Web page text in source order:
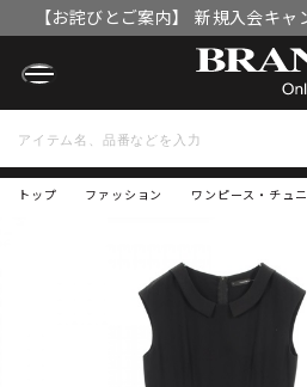
【お詫びとご案内】 新規入会キ
OFFクーポン」付与漏
トップ ファッション ワンピース・チュ